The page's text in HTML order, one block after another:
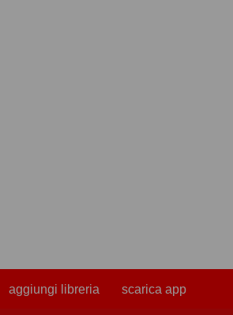
aggiungi libreria scarica app